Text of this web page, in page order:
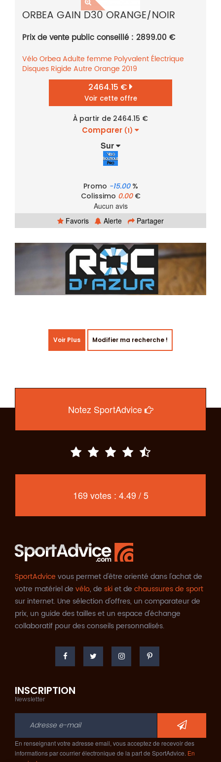
ORBEA GAIN D30 ORANGE/NOIR
Prix de vente public conseillé : 2899.00 €
VéloOrbeaAdulte femme Polyvalent Électrique
Disques Rigide Autre Orange 2019
2464.15 €
Voir cette offre
À partir de 2464.15 €
Comparer (1)
Sur
Promo -15.00%
Colissimo 0.00€
Aucun avis
Favoris
Alerte Partager
Voir Plus Modifier ma recherche !
Notez SportAdvice
169 votes : 4.49 / 5
SportAdvice vous permet d'être orienté dans l'achat de
votre matériel de vélo, de skiet de chaussures de sport
sur internet. Une sélection d'offres, un comparateur de
prix, un guide des tailles et un espace d'échange
collaboratif pour des conseils personnalisés.
INSCRIPTION
Newsletter
En renseignant votre adresse email, vous acceptez de recevoir des
informations par courrier électronique de la part de SportAdvice. En